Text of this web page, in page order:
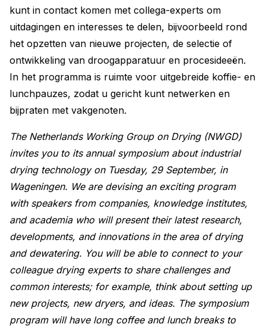
kunt in contact komen met collega-experts om
uitdagingen en interesses te delen, bijvoorbeeld rond
het opzetten van nieuwe projecten, de selectie of
ontwikkeling van droogapparatuur en procesideeën.
In het programma is ruimte voor uitgebreide koffie- en
lunchpauzes, zodat u gericht kunt netwerken en
bijpraten met vakgenoten.
The Netherlands Working Group on Drying (NWGD)
invites you to its annual symposium about industrial
drying technology on Tuesday, 29 September, in
Wageningen. We are devising an exciting program
with speakers from companies, knowledge institutes,
and academia who will present their latest research,
developments, and innovations in the area of drying
and dewatering. You will be able to connect to your
colleague drying experts to share challenges and
common interests; for example, think about setting up
new projects, new dryers, and ideas. The symposium
program will have long coffee and lunch breaks to